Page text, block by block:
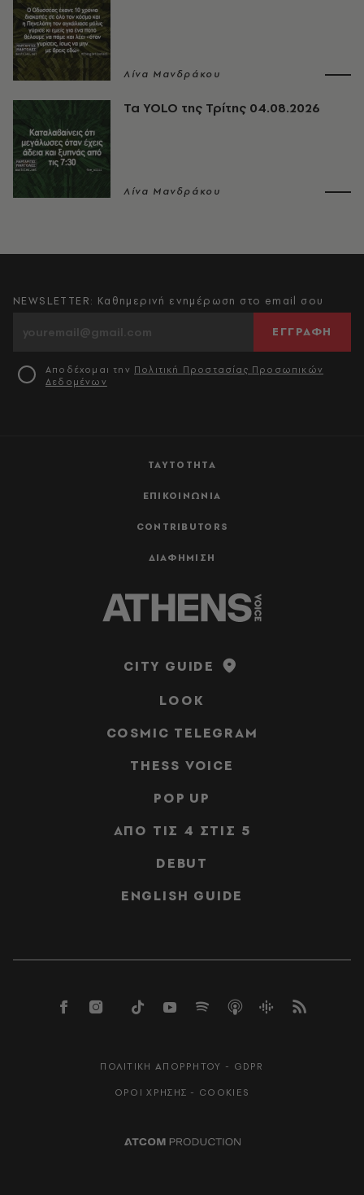
Λίνα Μανδράκου
Τα YOLO της Τρίτης 04.08.2026
Λίνα Μανδράκου
ΤΑΥΤΟΤΗΤΑ
ΕΠΙΚΟΙΝΩΝΙΑ
CONTRIBUTORS
ΔΙΑΦΗΜΙΣΗ
NEWSLETTER: Καθημερινή ενημέρωση στο email σου
ΕΓΓΡΑΦΗ
Αποδέχομαι την Πολιτική Προστασίας Προσωπικών
Δεδομένων
CITY GUIDE
LOOK
COSMIC TELEGRAM
THESS VOICE
POP UP
ΑΠΟ ΤΙΣ 4 ΣΤΙΣ 5
DEBUT
ENGLISH GUIDE
ΠΟΛΙΤΙΚΗ ΑΠΟΡΡΗΤΟΥ - GDPR
ΟΡΟΙ ΧΡΗΣΗΣ - COOKIES